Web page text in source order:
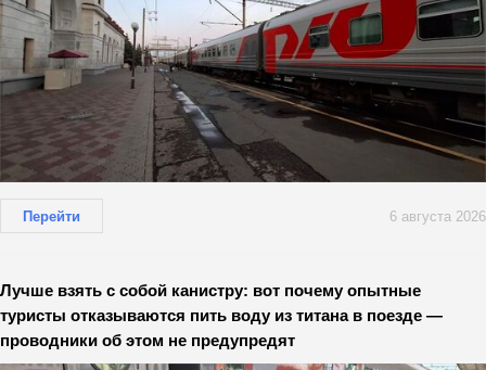
Перейти 6 августа 2026
Лучше взять с собой канистру: вот почему опытные
туристы отказываются пить воду из титана в поезде —
проводники об этом не предупредят